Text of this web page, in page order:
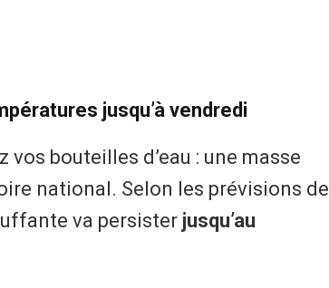
jusqu’à vendredi
bouteilles d’eau : une masse
national. Selon les prévisions de
va persister jusqu’au